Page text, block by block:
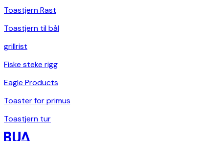
Toastjern Rast
Toastjern til bål
grillrist
Fiske steke rigg
Eagle Products
Toaster for primus
Toastjern tur